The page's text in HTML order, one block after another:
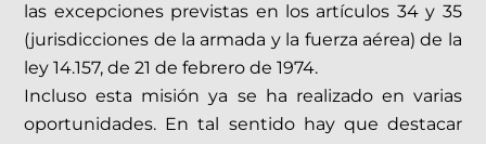
las excepciones previstas en los artículos 34 y 35
(jurisdicciones de la armada y la fuerza aérea) de la
ley 14.157, de 21 de febrero de 1974.
Incluso esta misión ya se ha realizado en varias
oportunidades. En tal sentido hay que destacar